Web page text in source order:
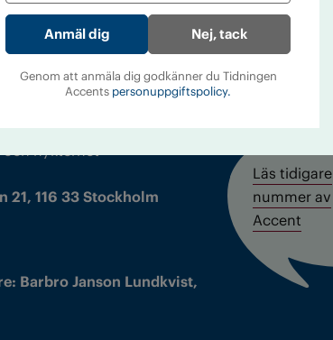
Män emellan ska förändra mäns insikter,
nykterhet
21, 116 33 Stockholm
Barbro Janson Lundkvist,
Läs tidigare
nummer av
Accent
Nej, tack
Genom att anmäla dig godkänner du Tidningen
Accents personuppgiftspolicy.